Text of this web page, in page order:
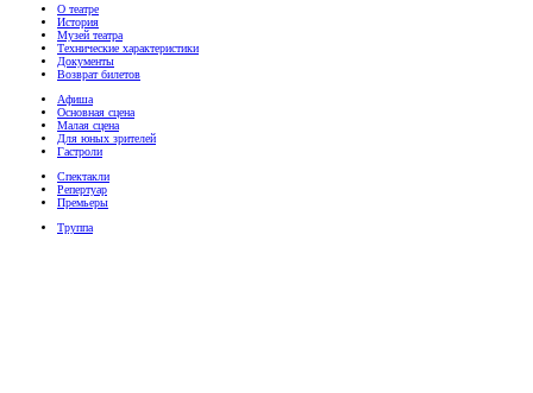
О театре
История
Музей театра
Технические характеристики
Документы
Возврат билетов
Афиша
Основная сцена
Малая сцена
Для юных зрителей
Гастроли
Спектакли
Репертуар
Премьеры
Труппа